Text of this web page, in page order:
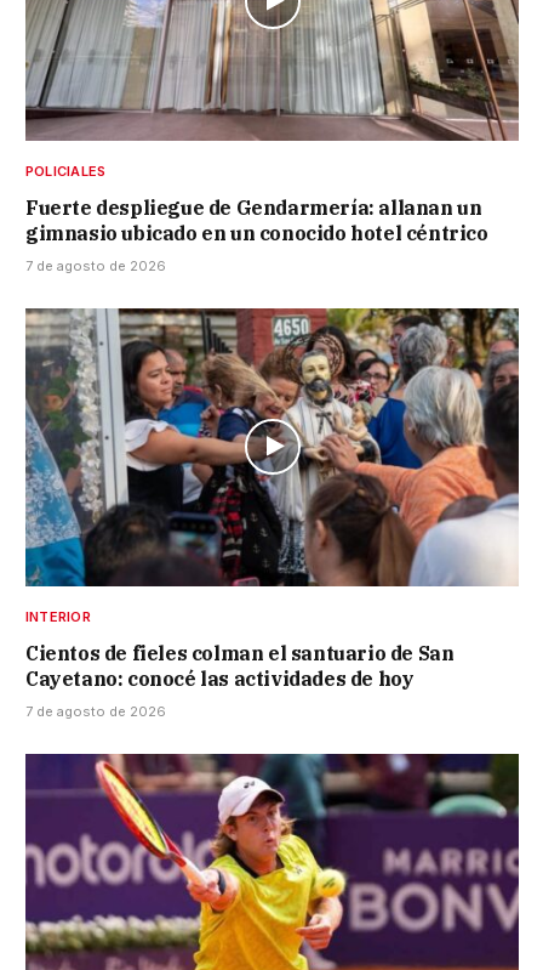
POLICIALES
Fuerte despliegue de Gendarmería: allanan un
gimnasio ubicado en un conocido hotel céntrico
7 de agosto de 2026
INTERIOR
Cientos de fieles colman el santuario de San
Cayetano: conocé las actividades de hoy
7 de agosto de 2026